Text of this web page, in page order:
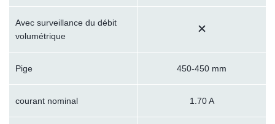
Avec surveillance du débit
volumétrique
Pige 450-450 mm
courant nominal 1.70 A